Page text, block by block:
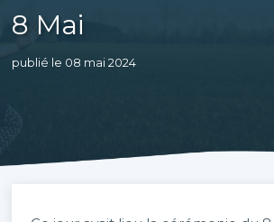
8 Mai
publié le 08 mai 2024